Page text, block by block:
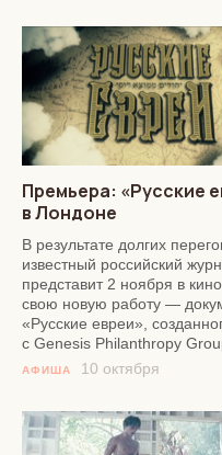
Премьера: «Русские
в Лондоне
В результате долгих
известный российский
представит 2 ноября в
свою новую работу —
«Русские евреи»,
с Genesis Philanthropy
АФИША 10 октября